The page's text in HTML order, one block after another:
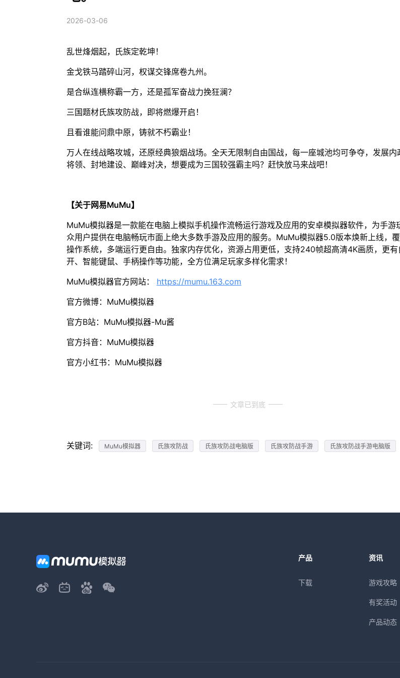
2026-03-06
乱世烽烟起，氏族定乾坤！
金戈铁马踏碎山河，权谋交锋席卷九州。
是合纵连横称霸一方，还是孤军奋战力挽狂澜？
三国题材氏族攻防战，即将燃爆开启！
且看谁能问鼎中原，铸就不朽霸业！
万人在线战略攻城，还原经典狼烟战场。全天无限制自由国战，每一座城池均可争夺，发展内
将领、封地建设、巅峰对决，想要成为三国较强霸主吗？赶快放马来战吧！
【关于网易MuMu】
MuMu模拟器是一款能在电脑上模拟手机操作流畅运行游戏及应用的安卓模拟器软件，为手游
众用户提供在电脑畅玩市面上绝大多数手游及应用的服务。MuMu模拟器5.0版本焕新上线，
操作系统，多端运行更自由。独家内存优化，资源占用更低，支持240帧超高清4K画质，更有
开、智能键鼠、手柄操作等功能，全方位满足玩家多样化需求！
MuMu模拟器官方网站： https://mumu.163.com
官方微博：MuMu模拟器
官方B站：MuMu模拟器-Mu酱
官方抖音：MuMu模拟器
官方小红书：MuMu模拟器
文章已到底
关键词: MuMu模拟器 氏族攻防战 氏族攻防战电脑版 氏族攻防战手游 氏族攻防战手游电脑版
产品
下载
资讯
游戏攻略
有奖活动
产品动态